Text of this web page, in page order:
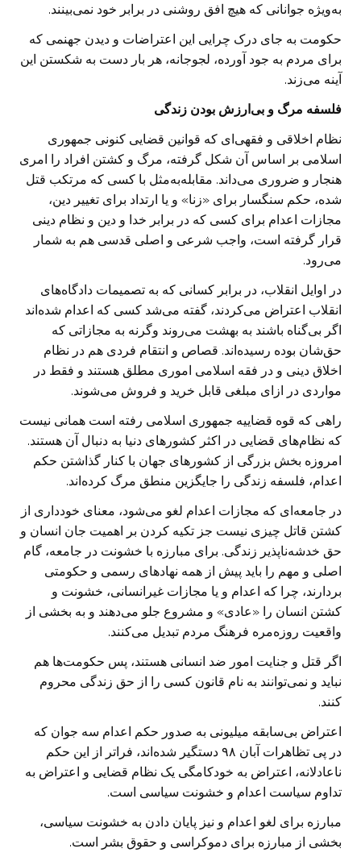
به‌ویژه جوانانی که هیچ افق روشنی در برابر خود نمی‌بینند.
حکومت به جای درک چرایی این اعتراضات و دیدن جهنمی که
برای مردم به جود آورده، لجوجانه، هر بار دست به شکستن این
آینه می‌زند.
فلسفه مرگ و بی‌ارزش بودن زندگی
نظام اخلاقی و فقهی‌ای که قوانین قضایی کنونی جمهوری
اسلامی بر اساس آن شکل گرفته، مرگ و کشتن افراد را امری
هنجار و ضروری می‌داند. مقابله‌به‌مثل با کسی که مرتکب قتل
شده، حکم سنگسار برای «زنا» و یا ارتداد برای تغییر دین،
مجازات اعدام برای کسی که در برابر خدا و دین و نظام دینی
قرار گرفته است، واجب شرعی و اصلی قدسی هم به شمار
می‌رود.
در اوایل انقلاب، در برابر کسانی که به تصمیمات دادگاه‌های
انقلاب اعتراض می‌کردند، گفته می‌شد کسی که اعدام شده‌اند
اگر بی‌گناه باشند به بهشت می‌روند وگرنه به مجازاتی که
حق‌شان بوده رسیده‌اند. قصاص و انتقام فردی هم در نظام
اخلاق دینی و در فقه اسلامی اموری مطلق هستند و فقط در
مواردی در ازای مبلغی قابل خرید و فروش می‌شوند.
راهی که قوه قضاییه جمهوری اسلامی رفته است همانی نیست
که نظام‌های قضایی در اکثر کشورهای دنیا به دنبال آن هستند.
امروزه بخش بزرگی از کشورهای جهان با کنار گذاشتن حکم
اعدام، فلسفه زندگی را جایگزین منطق مرگ کرده‌اند.
در جامعه‌ای که مجازات اعدام لغو می‌شود، معنای خودداری از
کشتن قاتل چیزی نیست جز تکیه کردن بر اهمیت جان انسان و
حق خدشه‌ناپذیر زندگی. برای مبارزه با خشونت در جامعه، گام
اصلی و مهم را باید پیش از همه نهادهای رسمی و حکومتی
بردارند، چرا که اعدام و یا مجازات غیرانسانی، خشونت و
کشتن انسان را «عادی» و مشروع جلو می‌دهند و به بخشی از
واقعیت روزه‌مره فرهنگ مردم تبدیل می‌کنند.
اگر قتل و جنایت امور ضد انسانی هستند، پس حکومت‌ها هم
نباید و نمی‌توانند به نام قانون کسی را از حق زندگی محروم
کنند.
اعتراض بی‌سابقه میلیونی به صدور حکم اعدام سه جوان که
در پی تظاهرات آبان ۹۸ دستگیر شده‌اند، فراتر از این حکم
ناعادلانه، اعتراض به خودکامگی یک نظام قضایی و اعتراض به
تداوم سیاست اعدام و خشونت سیاسی است.
مبارزه برای لغو اعدام و نیز پایان دادن به خشونت سیاسی،
بخشی از مبارزه برای دموکراسی و حقوق بشر است.